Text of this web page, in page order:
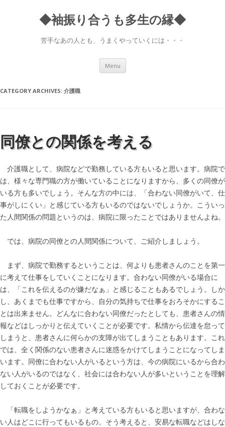
◆袖振り合うも多生の縁◆
苦手なあの人とも、うまくやっていくには・・・
Menu Skip to content
CATEGORY ARCHIVES: 介護職
同僚との関係を考える
介護職として、病院などで勤務している方もいると思います。病院で
は、様々な専門職の方が働いていることになりますから、多くの同僚が
いる方も多いでしょう。そんな方の中には、「合わない同僚がいて、仕
事がしにくい」と感じている方もいるのではないでしょうか。こういっ
た人間関係の問題というのは、病院に限ったことではありませんよね。
では、病院の同僚との人間関係について、ご紹介しましょう。
まず、病院で勤務するということは、何よりも患者さんのことを第一
に考えて仕事をしていくことになります。合わない同僚がいる場合に
は、「これを伝えるのが嫌だなぁ」と感じることもあるでしょう。しか
し、あくまでも仕事ですから、自分の気持ちで仕事をおろそかにするこ
とは出来ません。どんなに合わない同僚だったとしても、患者さんの情
報などはしっかりと伝えていくことが必要です。私情から伝達を怠って
しまうと、患者さんに何らかの支障が出てしまうこともあります。これ
では、全く関係のない患者さんに迷惑をかけてしまうことになってしま
います。同僚に合わない人がいるという方は、今の病院にいるから合わ
ない人がいるのではなく、社会には合わない人が多いということを理解
しておくことが必要です。
「転職をしようかなぁ」と考えている方もいると思いますが、合わな
い人はどこに行ってもいるもの。そう考えると、安易な転職などはしな